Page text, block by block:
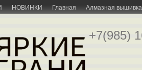
НОВИНКИ Главная
Алмазная вышивка
+7(985)